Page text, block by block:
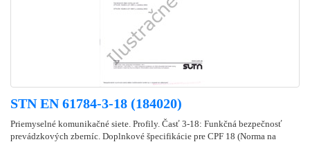
STN EN 61784-3-18 (184020)
Priemyselné komunikačné siete. Profily. Časť 3-18: Funkčná bezpečnosť
prevádzkových zberníc. Doplnkové špecifikácie pre CPF 18 (Norma na